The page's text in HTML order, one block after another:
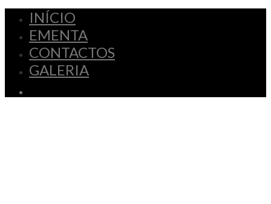
INÍCIO
EMENTA
CONTACTOS
GALERIA